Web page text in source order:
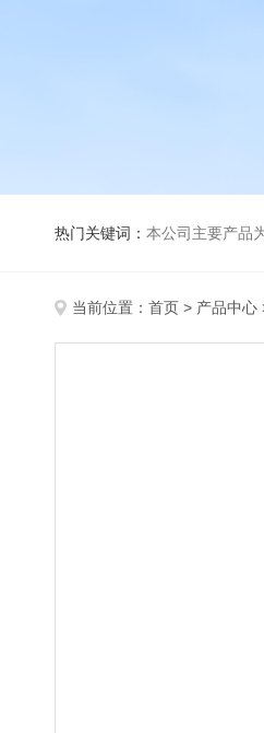
热门关键词： 本公司主要产品为石墨原子
当前位置： 首页 > 产品中心